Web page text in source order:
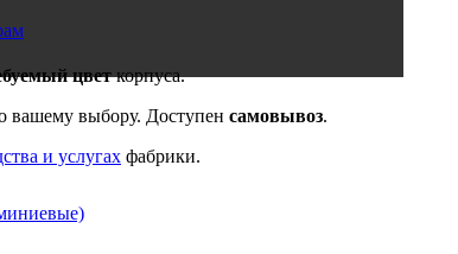
цветкорпуса.
вашему выбору. Доступен самовывоз.
и услугах фабрики.